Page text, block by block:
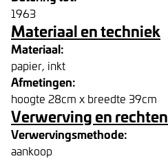
1963
Materiaal en techniek
Materiaal:
papier, inkt
Afmetingen:
hoogte 28cm x breedte 39cm
Verwerving en rechten
Verwervingsmethode:
aankoop